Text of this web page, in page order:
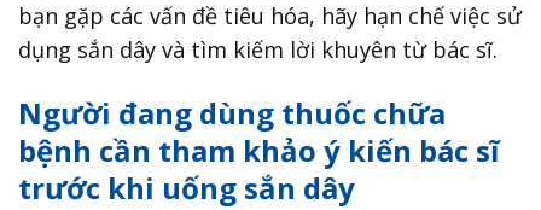
bạn gặp các vấn đề tiêu hóa, hãy hạn chế việc sử
dụng sắn dây và tìm kiếm lời khuyên từ bác sĩ.
Người đang dùng thuốc chữa
bệnh cần tham khảo ý kiến bác sĩ
trước khi uống sắn dây